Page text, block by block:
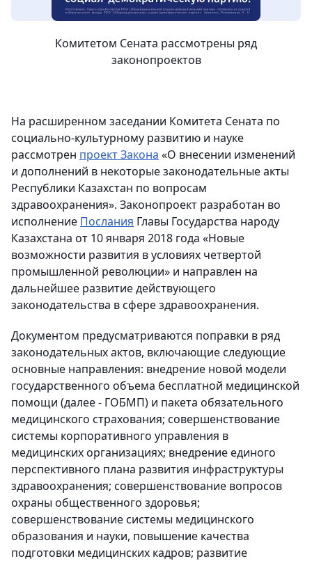
Комитетом Сената рассмотрены ряд
законопроектов
На расширенном заседании Комитета Сената по
социально-культурному развитию и науке
рассмотрен проект Закона «О внесении изменений
и дополнений в некоторые законодательные акты
Республики Казахстан по вопросам
здравоохранения». Законопроект разработан во
исполнение Послания Главы Государства народу
Казахстана от 10 января 2018 года «Новые
возможности развития в условиях четвертой
промышленной революции» и направлен на
дальнейшее развитие действующего
законодательства в сфере здравоохранения.
Документом предусматриваются поправки в ряд
законодательных актов, включающие следующие
основные направления: внедрение новой модели
государственного объема бесплатной медицинской
помощи (далее - ГОБМП) и пакета обязательного
медицинского страхования; совершенствование
системы корпоративного управления в
медицинских организациях; внедрение единого
перспективного плана развития инфраструктуры
здравоохранения; совершенствование вопросов
охраны общественного здоровья;
совершенствование системы медицинского
образования и науки, повышение качества
подготовки медицинских кадров; развитие